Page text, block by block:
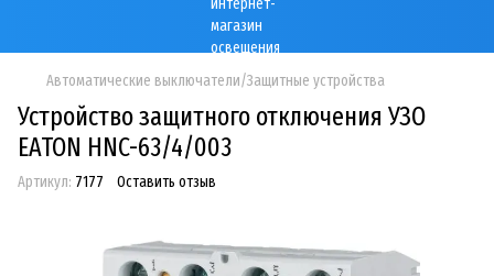
Автоматические выключатели/Защитные устройства
Устройство защитного отключения УЗО
EATON HNC-63/4/003
Артикул: 7177 Оставить отзыв